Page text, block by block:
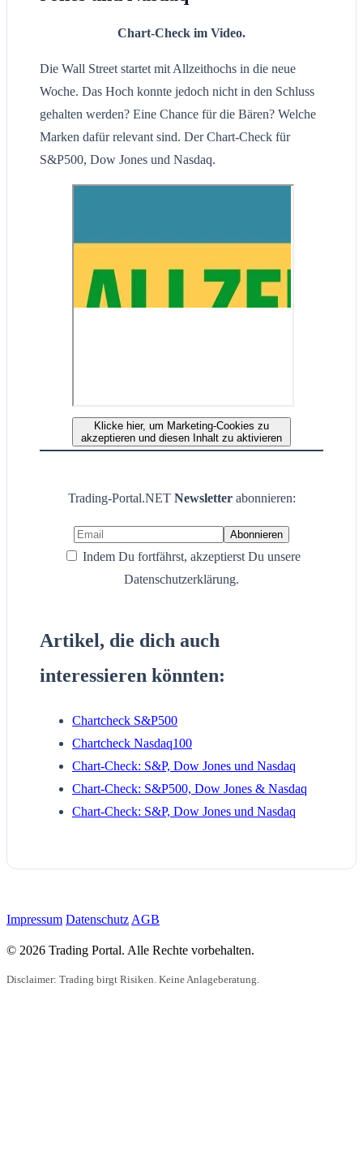
Chart-Check im Video.
Die Wall Street startet mit Allzeithochs in die neue
Woche. Das Hoch konnte jedoch nicht in den Schluss
gehalten werden? Eine Chance für die Bären? Welche
Marken dafür relevant sind. Der Chart-Check für
S&P500, Dow Jones und Nasdaq.
Klicke hier, um Marketing-Cookies zu
akzeptieren und diesen Inhalt zu aktivieren
Trading-Portal.NET Newsletter abonnieren:
Indem Du fortfährst, akzeptierst Du unsere
Datenschutzerklärung.
Artikel, die dich auch
interessieren könnten:
Chartcheck S&P500
Chartcheck Nasdaq100
Chart-Check: S&P, Dow Jones und Nasdaq
Chart-Check: S&P500, Dow Jones & Nasdaq
Chart-Check: S&P, Dow Jones und Nasdaq
Impressum Datenschutz AGB
© 2026 Trading Portal. Alle Rechte vorbehalten.
Disclaimer: Trading birgt Risiken. Keine Anlageberatung.